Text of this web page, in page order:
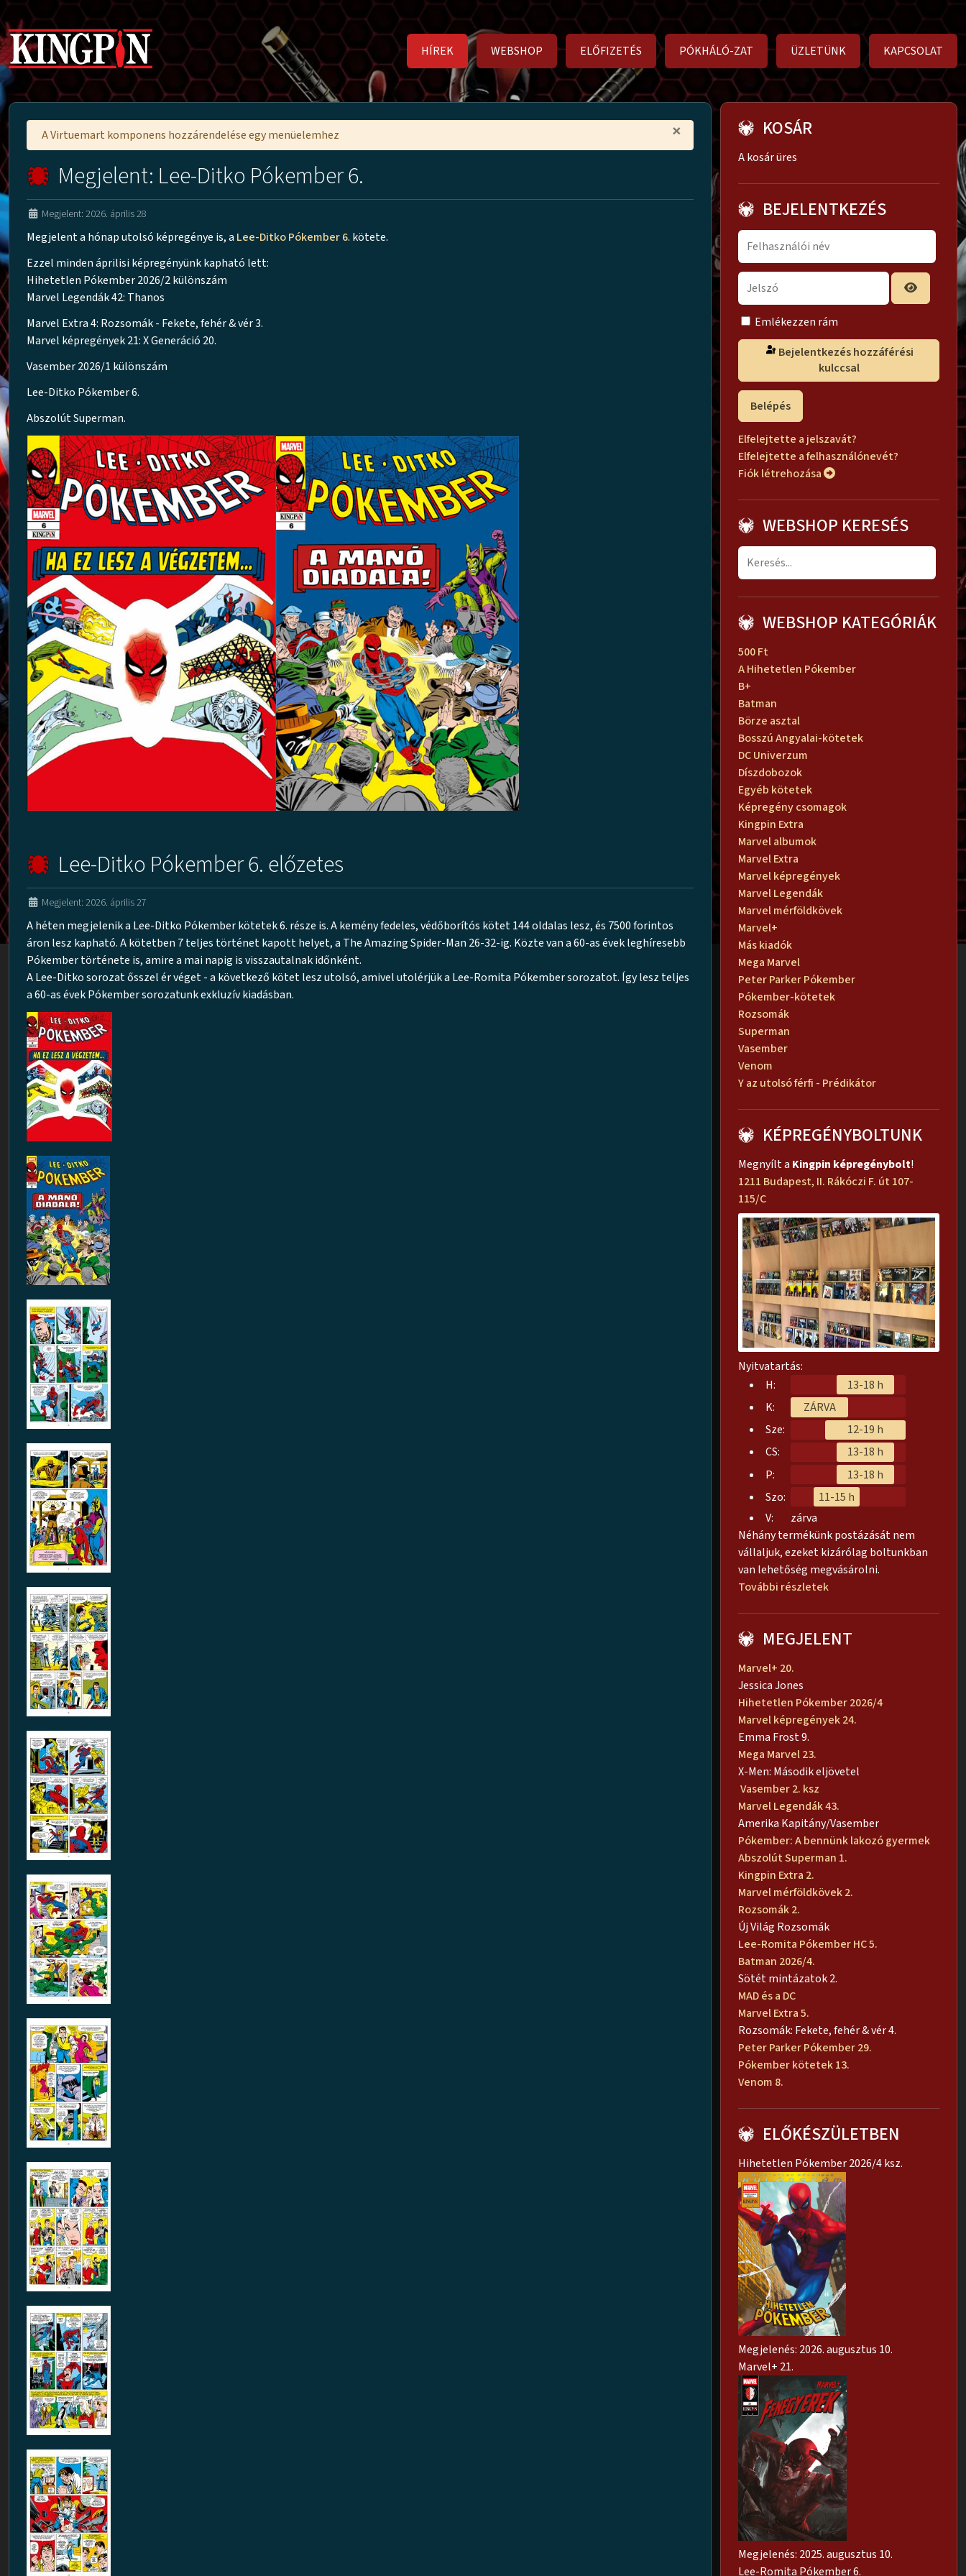
HÍREK WEBSHOP ELŐFIZETÉS PÓKHÁLÓ-ZAT ÜZLETÜNK KAPCSOLAT
×
A Virtuemart komponens hozzárendelése egy menüelemhez
Megjelent: Lee-Ditko Pókember 6.
Megjelent: 2026. április 28
Megjelent a hónap utolsó képregénye is, a Lee-Ditko Pókember 6. kötete.
Ezzel minden áprilisi képregényünk kapható lett:
Hihetetlen Pókember 2026/2 különszám
Marvel Legendák 42: Thanos
Marvel Extra 4: Rozsomák - Fekete, fehér & vér 3.
Marvel képregények 21: X Generáció 20.
Vasember 2026/1 különszám
Lee-Ditko Pókember 6.
Abszolút Superman.
Lee-Ditko Pókember 6. előzetes
Megjelent: 2026. április 27
A héten megjelenik a Lee-Ditko Pókember kötetek 6. része is. A kemény fedeles, védőborítós kötet 144 oldalas lesz, és 7500 forintos
áron lesz kapható. A kötetben 7 teljes történet kapott helyet, a The Amazing Spider-Man 26-32-ig. Közte van a 60-as évek leghíresebb
Pókember története is, amire a mai napig is visszautalnak időnként.
A Lee-Ditko sorozat ősszel ér véget - a következő kötet lesz utolsó, amivel utolérjük a Lee-Romita Pókember sorozatot. Így lesz teljes
a 60-as évek Pókember sorozatunk exkluzív kiadásban.
KOSÁR
A kosár üres
BEJELENTKEZÉS
Emlékezzen rám
kulccsal
Belépés
Elfelejtette a jelszavát?
Elfelejtette a felhasználónevét?
Fiók létrehozása
WEBSHOP KERESÉS
WEBSHOP KATEGÓRIÁK
500 Ft
A Hihetetlen Pókember
B+
Batman
Börze asztal
Bosszú Angyalai-kötetek
DC Univerzum
Díszdobozok
Egyéb kötetek
Képregény csomagok
Kingpin Extra
Marvel albumok
Marvel Extra
Marvel képregények
Marvel Legendák
Marvel mérföldkövek
Marvel+
Más kiadók
Mega Marvel
Peter Parker Pókember
Pókember-kötetek
Rozsomák
Superman
Vasember
Venom
Y az utolsó férfi - Prédikátor
KÉPREGÉNYBOLTUNK
Megnyílt a Kingpin képregénybolt!
1211 Budapest, II. Rákóczi F. út 107-
115/C
Nyitvatartás:
H:
13-18 h
K:
ZÁRVA
Sze:
12-19 h
CS:
13-18 h
P:
13-18 h
Szo:
11-15 h
V:
zárva
Néhány termékünk postázását nem
vállaljuk, ezeket kizárólag boltunkban
van lehetőség megvásárolni.
További részletek
MEGJELENT
Marvel+ 20.
Jessica Jones
Hihetetlen Pókember 2026/4
Marvel képregények 24.
Emma Frost 9.
Mega Marvel 23.
X-Men: Második eljövetel
Vasember 2. ksz
Marvel Legendák 43.
Amerika Kapitány/Vasember
Pókember: A bennünk lakozó gyermek
Abszolút Superman 1.
Kingpin Extra 2.
Marvel mérföldkövek 2.
Rozsomák 2.
Új Világ Rozsomák
Lee-Romita Pókember HC 5.
Batman 2026/4.
Sötét mintázatok 2.
MAD és a DC
Marvel Extra 5.
Rozsomák: Fekete, fehér & vér 4.
Peter Parker Pókember 29.
Pókember kötetek 13.
Venom 8.
ELŐKÉSZÜLETBEN
Hihetetlen Pókember 2026/4 ksz.
Megjelenés: 2026. augusztus 10.
Marvel+ 21.
Megjelenés: 2025. augusztus 10.
Lee-Romita Pókember 6.